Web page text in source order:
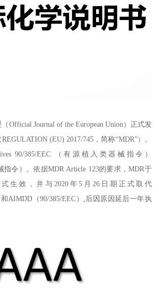
Official Journal of the European Union）正式发
(EU) 2017/745，简称“MDR”）。
90/385/EEC （有源植入类器械指令）
指令）。依据MDR Article 123的要求，MDR于
式生效，并与2020年5月26日期正式取代
AIMDD（90/385/EEC）,后因原因延后一年执